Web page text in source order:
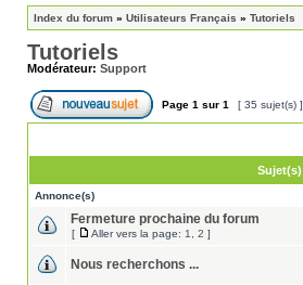
Index du forum » Utilisateurs Français » Tutoriels
Tutoriels
Modérateur: Support
Page 1 sur 1 [ 35 sujet(s) ]
Sujet(s)
Annonce(s)
Fermeture prochaine du forum
[ Aller vers la page: 1 2 ]
Nous recherchons ...